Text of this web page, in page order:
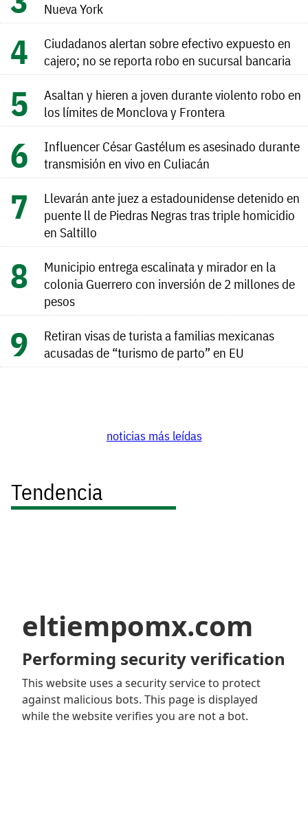
Nueva York
Ciudadanos alertan sobre efectivo expuesto en
cajero; no se reporta robo en sucursal bancaria
Asaltan y hieren a joven durante violento robo en
los límites de Monclova y Frontera
Influencer César Gastélum es asesinado durante
transmisión en vivo en Culiacán
Llevarán ante juez a estadounidense detenido en
puente ll de Piedras Negras tras triple homicidio
en Saltillo
Municipio entrega escalinata y mirador en la
colonia Guerrero con inversión de 2 millones de
pesos
Retiran visas de turista a familias mexicanas
acusadas de “turismo de parto” en EU
noticias más leídas
Tendencia